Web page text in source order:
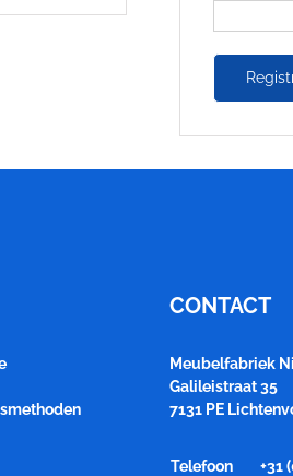
CONTACT
Meubelfabriek
Galileistraat 35
7131 PE
Telefoon
+31